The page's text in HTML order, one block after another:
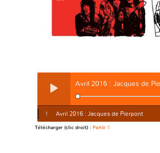
Avril 2016 : Jacques de
1 Avril 2016 : Jacques de Pierpont
Télécharger (clic droit) : Partie 1